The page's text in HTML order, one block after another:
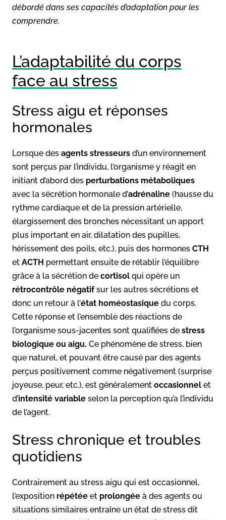
débordé dans ses capacités d’adaptation pour les
comprendre.
L’adaptabilité du corps
face au stress
Stress aigu et réponses
hormonales
Lorsque des agents stresseurs d’un environnement
sont perçus par l’individu, l’organisme y réagit en
initiant d’abord des perturbations métaboliques
avec la sécrétion hormonale d’adrénaline (hausse du
rythme cardiaque et de la pression artérielle,
élargissement des bronches nécessitant un apport
plus important en air, dilatation des pupilles,
hérissement des poils, etc.), puis des hormones CTH
et ACTH permettant ensuite de rétablir l’équilibre
grâce à la sécrétion de cortisol qui opère un
rétrocontrôle négatifsur les autres sécrétions et
donc un retour à l’état homéostasique du corps.
Cette réponse et l’ensemble des réactions de
l’organisme sous-jacentes sont qualifiées de stress
biologique ou aigu. Ce phénomène de stress, bien
que naturel, et pouvant être causé par des agents
perçus positivement comme négativement (surprise
joyeuse, peur, etc.), est généralement occasionnel et
d’intensité variable selon la perception qu’a l’individu
de l’agent.
Stress chronique et troubles
quotidiens
Contrairement au stress aigu qui est occasionnel,
l’exposition répétée et prolongée à des agents ou
situations similaires entraîne un état de stress dit